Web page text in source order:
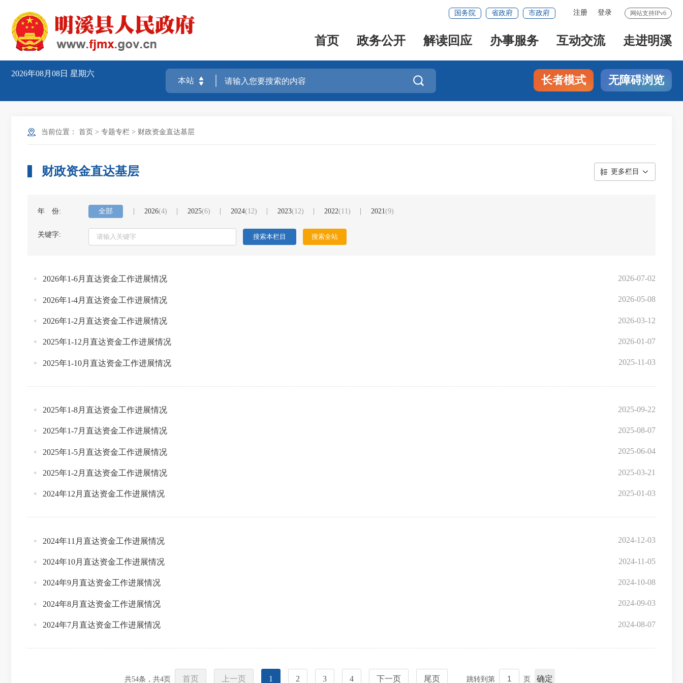
网站支持IPv6
注册 登录
国务院 省政府 市政府
首页 政务公开 解读回应 办事服务 互动交流 走进明溪
2026年08月08日 星期六
 长者模式 无障碍浏览
当前位置： 首页 > 专题专栏 > 财政资金直达基层
财政资金直达基层 更多栏目
年 份: 全部 2026(4) 2025(6) 2024(12) 2023(12) 2022(11) 2021(9)
关键字:
2026-07-02
2026年1-6月直达资金工作进展情况
2026-05-08
2026年1-4月直达资金工作进展情况
2026-03-12
2026年1-2月直达资金工作进展情况
2026-01-07
2025年1-12月直达资金工作进展情况
2025-11-03
2025年1-10月直达资金工作进展情况
2025-09-22
2025年1-8月直达资金工作进展情况
2025-08-07
2025年1-7月直达资金工作进展情况
2025-06-04
2025年1-5月直达资金工作进展情况
2025-03-21
2025年1-2月直达资金工作进展情况
2025-01-03
2024年12月直达资金工作进展情况
2024-12-03
2024年11月直达资金工作进展情况
2024-11-05
2024年10月直达资金工作进展情况
2024-10-08
2024年9月直达资金工作进展情况
2024-09-03
2024年8月直达资金工作进展情况
2024-08-07
2024年7月直达资金工作进展情况
共54条，共4页 首页 上一页 1 2 3 4 下一页 尾页 跳转到第 页 确定